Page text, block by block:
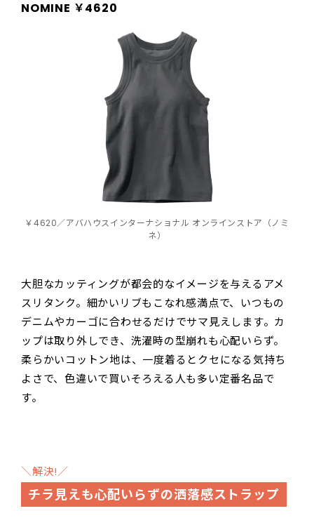
NOMINE ￥4620
￥4620／アバハウスインターナショナル オンラインストア（ノミ
ネ）
大胆なカッティングが都会的なイメージを与えるアメ
スリタンク。細かいリブもこなれ感満点で、いつもの
デニムやカーゴに合わせるだけでサマ見えします。カ
ップは取り外しでき、洗濯時の型崩れも心配いらず。
柔らかいコットン地は、一度着るとクセになる気持ち
よさで、色違いで買いそろえる人も多い定番名品で
す。
＼解決!／
チラ見えも心配いらずの洒落感ストラップ